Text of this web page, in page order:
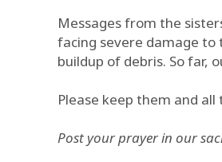
Messages from the
facing severe damage
buildup of debris. So far,
Please keep them and
Post your prayer in our